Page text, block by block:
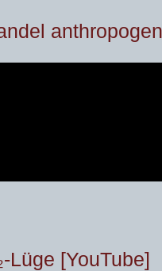
Lüge [YouTube]